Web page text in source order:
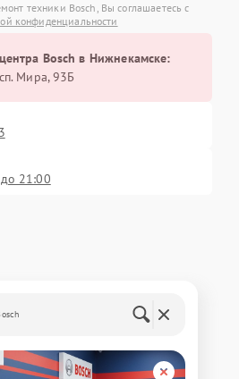
техники Bosch, Вы соглашаетесь с
конфиденциальности
Bosch в Нижнекамске:
Мира, 93Б
21:00